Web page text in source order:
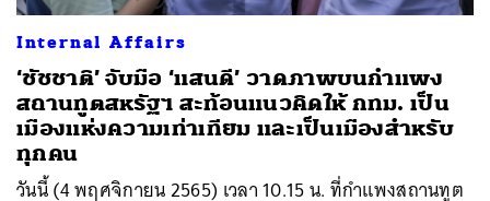
Internal Affairs
‘ชัชชาติ’ จับมือ ‘แสนดี’ วาดภาพบนกำแพง
สถานทูตสหรัฐฯ สะท้อนแนวคิดให้ กทม. เป็น
เมืองแห่งความเท่าเทียม และเป็นเมืองสำหรับ
ทุกคน
วันนี้ (4 พฤศจิกายน 2565) เวลา 10.15 น. ที่กำแพงสถานทูต